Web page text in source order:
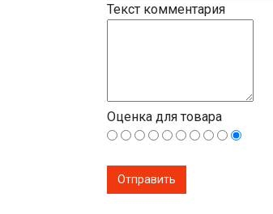
Текст комментария
Оценка для товара